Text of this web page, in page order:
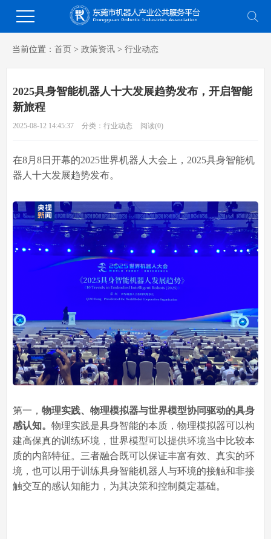
当前位置： 首页 > 政策资讯 > 行业动态
2025具身智能机器人十大发展趋势发布，开启智能
新旅程
2025-08-12 14:45:37 分类：行业动态 阅读(0)
在8月 8日开幕的2025世界机器人大会上， 2025具身智能机
器人十大发展趋势发布。
第一， 物理实践、物理模拟器与世界模型协同驱动的具身
感认知。 物理实践是具身智能的本质，物理模拟器可以构
建高保真的训练环境，世界模型可以提供环境当中比较本
质的内部特征。三者融合既可以保证丰富有效、真实的环
境，也可以用于训练具身智能机器人与环境的接触和非接
触交互的感认知能力，为其决策和控制奠定基础。